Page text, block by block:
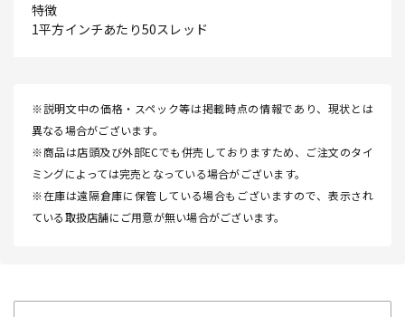
特徴
1平方インチあたり50スレッド
※説明文中の価格・スペック等は掲載時点の情報であり、現状とは
異なる場合がございます。
※商品は店頭及び外部ECでも併売しておりますため、ご注文のタイ
ミングによっては完売となっている場合がございます。
※在庫は遠隔倉庫に保管している場合もございますので、表示され
ている取扱店舗にご用意が無い場合がございます。